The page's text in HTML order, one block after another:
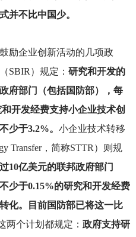
并不比中国少。
励企业创新活动的几项政
SBIR）规定： 研究和开发的
府部门（包括国防部），每
开发经费支持小企业技术创
少于3.2%。 小企业技术转移
Transfer，简称STTR）则规
10亿美元的联邦政府部门
少于0.15%的研究和开发经费
化。目前国防部已将这一比
两个计划都规定： 政府支持研